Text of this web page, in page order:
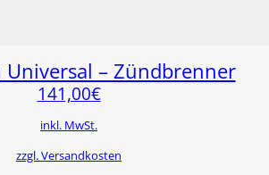
Universal – Zündbrenner
141,00€
inkl. MwSt.
zzgl. Versandkosten